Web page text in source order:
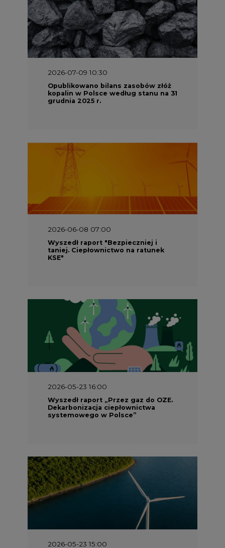
2026-07-09 10:30
Opublikowano bilans zasobów złóż
kopalin w Polsce według stanu na 31
grudnia 2025 r.
2026-06-08 07:00
Wyszedł raport "Bezpieczniej i
taniej. Ciepłownictwo na ratunek
KSE"
2026-05-23 16:00
Wyszedł raport „Przez gaz do OZE.
Dekarbonizacja ciepłownictwa
systemowego w Polsce”
2026-05-23 15:00